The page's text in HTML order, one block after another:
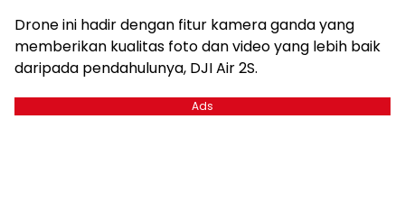
Drone ini hadir dengan fitur kamera ganda yang
memberikan kualitas foto dan video yang lebih baik
daripada pendahulunya, DJI Air 2S.
Ads